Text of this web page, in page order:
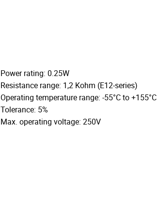
Power rating: 0.25W
Resistance range: 1,2 Kohm (E12-series)
Operating temperature range: -55°C to +155°C
Tolerance: 5%
Max. operating voltage: 250V